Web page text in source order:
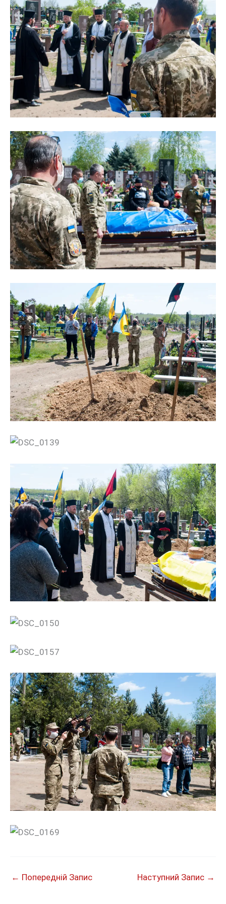
← Попередній Запис Наступний Запис →